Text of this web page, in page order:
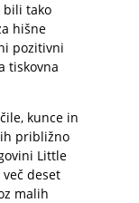
bili tako
hišne
pozitivni
tiskovna
kunce in
približno
Little
deset
malih